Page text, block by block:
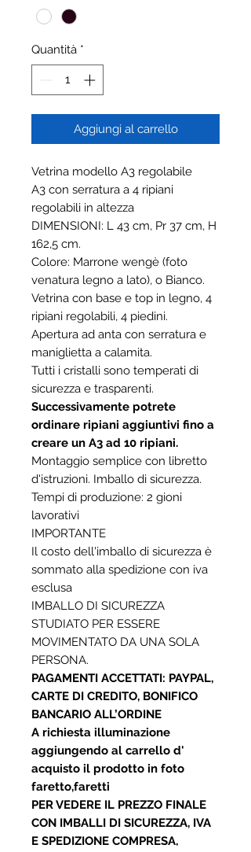
Quantità *
Aggiungi al carrello
Vetrina modello A3 regolabile
A3 con serratura a 4 ripiani
regolabili in altezza
DIMENSIONI: L 43 cm, Pr 37 cm, H
162,5 cm.
Colore: Marrone wengè (foto
venatura legno a lato), o Bianco.
Vetrina con base e top in legno, 4
ripiani regolabili, 4 piedini.
Apertura ad anta con serratura e
maniglietta a calamita.
Tutti i cristalli sono temperati di
sicurezza e trasparenti.
Successivamente potrete
ordinare ripiani aggiuntivi fino a
creare un A3 ad 10 ripiani.
Montaggio semplice con libretto
d'istruzioni. Imballo di sicurezza.
Tempi di produzione: 2 gioni
lavorativi
IMPORTANTE
Il costo dell'imballo di sicurezza è
sommato alla spedizione con iva
esclusa
IMBALLO DI SICUREZZA
STUDIATO PER ESSERE
MOVIMENTATO DA UNA SOLA
PERSONA.
PAGAMENTI ACCETTATI: PAYPAL,
CARTE DI CREDITO, BONIFICO
BANCARIO ALL’ORDINE
A richiesta illuminazione
aggiungendo al carrello d'
acquisto il prodotto in foto
faretto,faretti
PER VEDERE IL PREZZO FINALE
CON IMBALLI DI SICUREZZA, IVA
E SPEDIZIONE COMPRESA,